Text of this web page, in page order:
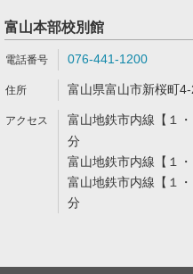
富山本部校別館
076-441-1200
富山県富山市新桜町
富山地鉄市内線【１
分
富山地鉄市内線【１
富山地鉄市内線【１
分